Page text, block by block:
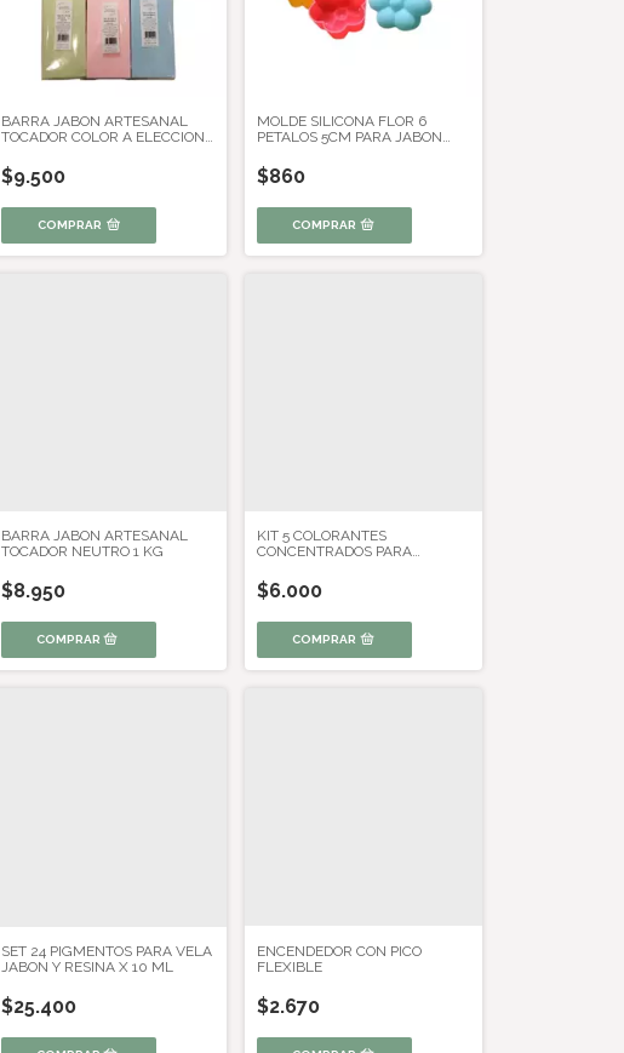
BARRA JABON ARTESANAL
TOCADOR COLOR A ELECCION
$9.500
COMPRAR
MOLDE SILICONA FLOR 6
PETALOS 5CM PARA JABON
$860
BARRA JABON ARTESANAL
TOCADOR NEUTRO 1 KG
$8.950
KIT 5 COLORANTES
CONCENTRADOS PARA
$6.000
SET 24 PIGMENTOS PARA VELA
JABON Y RESINA X 10 ML
$25.400
ENCENDEDOR CON PICO
FLEXIBLE
$2.670